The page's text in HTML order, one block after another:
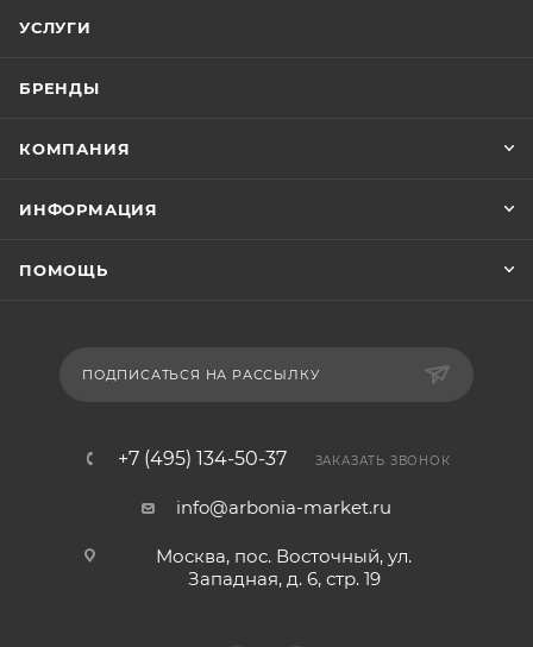
УСЛУГИ
БРЕНДЫ
КОМПАНИЯ
ИНФОРМАЦИЯ
ПОМОЩЬ
ПОДПИСАТЬСЯ НА РАССЫЛКУ
+7 (495) 134-50-37 ЗАКАЗАТЬ ЗВОНОК
info@arbonia-market.ru
Москва, пос. Восточный, ул.
Западная, д. 6, стр. 19